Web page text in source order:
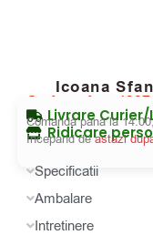
Icoana
Cod produs: 4997
Livrare Curier/
Comanda pana la
Ridicare
Incepand deastazi
Specificatii
Ambalare
Intretinere